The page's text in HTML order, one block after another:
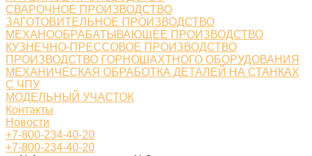
СВАРОЧНОЕ ПРОИЗВОДСТВО
ЗАГОТОВИТЕЛЬНОЕ ПРОИЗВОДСТВО
МЕХАНООБРАБАТЫВАЮЩЕЕ ПРОИЗВОДСТВО
КУЗНЕЧНО-ПРЕССОВОЕ ПРОИЗВОДСТВО
ПРОИЗВОДСТВО ГОРНОШАХТНОГО ОБОРУДОВАНИЯ
МЕХАНИЧЕСКАЯ ОБРАБОТКА ДЕТАЛЕЙ НА СТАНКАХ
С ЧПУ
МОДЕЛЬНЫЙ УЧАСТОК
Контакты
Новости
+7-800-234-40-20
+7-800-234-40-20